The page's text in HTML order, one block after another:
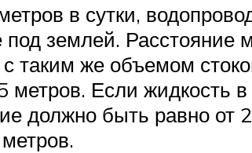
в сутки,
землей. Расстояние
же объемом
Если жидкость в
должно быть равно от